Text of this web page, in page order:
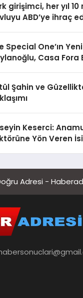
girişimci, her yıl 10
ABD’ye ihraç
Special One’ın
Casa Fora
Şahin ve
Keserci:
Yön Veren
Adresi -